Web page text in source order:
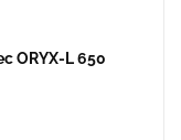
ORYX-L 650